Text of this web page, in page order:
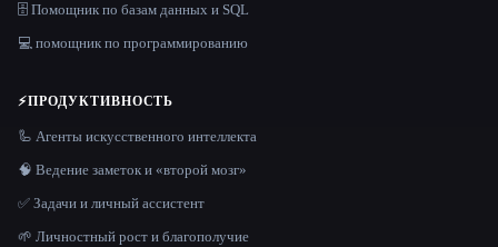
🗄️ Помощник по базам данных и SQL
💻 помощник по программированию
⚡ПРОДУКТИВНОСТЬ
🦾 Агенты искусственного интеллекта
🧠 Ведение заметок и «второй мозг»
✅ Задачи и личный ассистент
🌱 Личностный рост и благополучие